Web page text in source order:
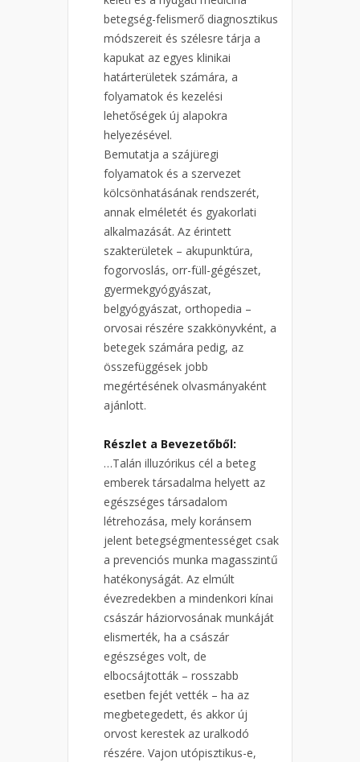
betegség-felismerő diagnosztikus
módszereit és szélesre tárja a
kapukat az egyes klinikai
határterületek számára, a
folyamatok és kezelési
lehetőségek új alapokra
helyezésével.
Bemutatja a szájüregi
folyamatok és a szervezet
kölcsönhatásának rendszerét,
annak elméletét és gyakorlati
alkalmazását. Az érintett
szakterületek – akupunktúra,
fogorvoslás, orr-füll-gégészet,
gyermekgyógyászat,
belgyógyászat, orthopedia –
orvosai részére szakkönyvként, a
betegek számára pedig, az
összefüggések jobb
megértésének olvasmányaként
ajánlott.
Részlet a Bevezetőből:
…Talán illuzórikus cél a beteg
emberek társadalma helyett az
egészséges társadalom
létrehozása, mely koránsem
jelent betegségmentességet csak
a prevenciós munka magasszintű
hatékonyságát. Az elmúlt
évezredekben a mindenkori kínai
császár háziorvosának munkáját
elismerték, ha a császár
egészséges volt, de
elbocsájtották – rosszabb
esetben fejét vették – ha az
megbetegedett, és akkor új
orvost kerestek az uralkodó
részére. Vajon utópisztikus-e,